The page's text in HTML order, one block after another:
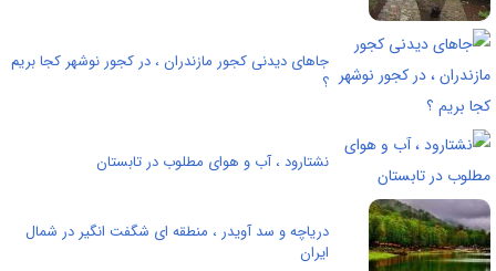
جاهای دیدنی کجور مازندران ، در کجور نوشهر کجا بریم
؟
نشتارود ، آب و هوای مطلوب در تابستان
دریاچه و سد آویدر ، منطقه ای شگفت انگیر در شمال
ایران